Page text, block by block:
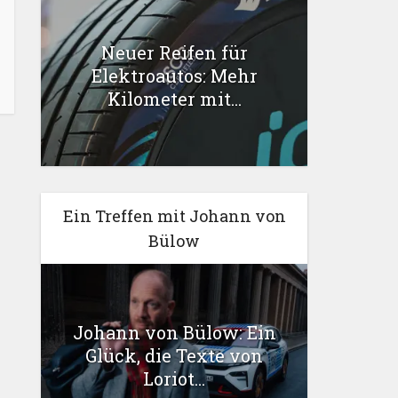
Neuer Reifen für
Elektroautos: Mehr
Kilometer mit...
Ein Treffen mit Johann von
Bülow
Johann von Bülow: Ein
Glück, die Texte von
Loriot...